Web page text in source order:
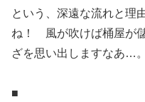
という、深遠な流れと理
ね！ 風が吹けば桶屋が
ざを思い出しますなあ…。
■